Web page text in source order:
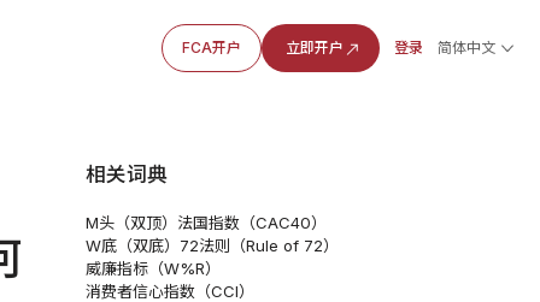
FCA开户 立即开户 登录 简体中文
相关词典
M头（双顶） 法国指数（CAC40）
W底（双底） 72法则（Rule of 72）
威廉指标（W%R）
消费者信心指数（CCI）